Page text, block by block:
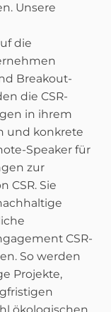
Unsere
die
Breakout-
die CSR-
in ihrem
und konkrete
Speaker für
zur
CSR. Sie
CSR-
So werden
Projekte,